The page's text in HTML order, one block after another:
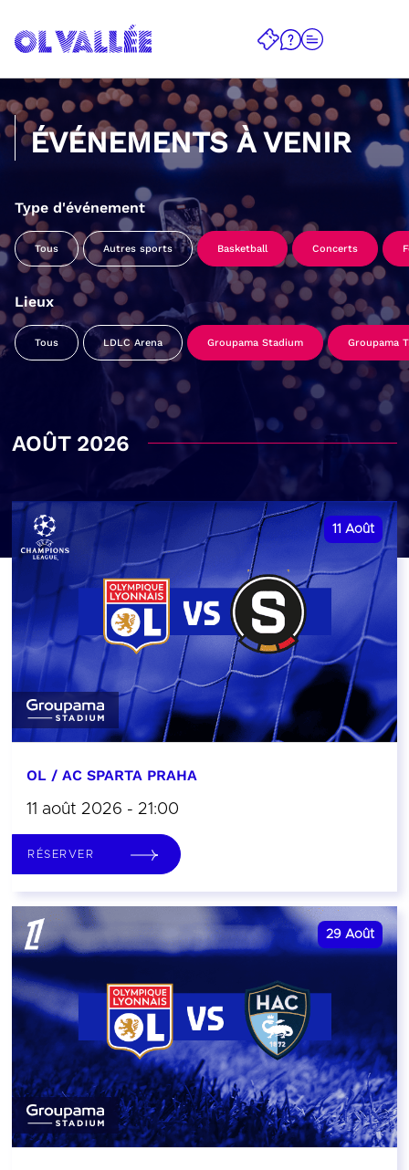
ÉVÉNEMENTS À VENIR
Type d'événement
Tous Autres sports Basketball Concerts
Lieux
Tous LDLC Arena Groupama Stadium Groupama
AOÛT 2026
11 Août
OL / AC SPARTA PRAHA
11 août 2026 - 21:00
RÉSERVER
29 Août